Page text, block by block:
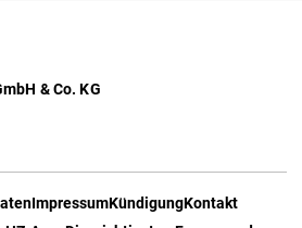
& Co. KG
ImpressumKündigungKontakt